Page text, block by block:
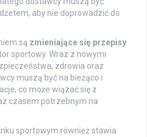
aby nie doprowadzić do
są zmieniające się przepisy
sportowy. Wraz z nowymi
zdrowia oraz
muszą być na bieżąco i
co może wiązać się z
czasem potrzebnym na
sportowym również stawia